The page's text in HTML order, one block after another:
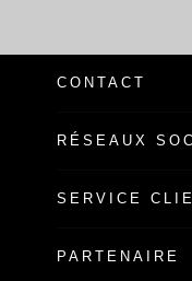
RÉSEAUX
OFFICES DU
CONTACT
Du Lundi au Samedi
Dimanche : Fermé
Réserver
SERVICE
Livraison
PARTENAIRE